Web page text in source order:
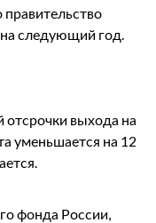
правительство
на следующий год.
выхода на
уменьшается на 12
фонда России,